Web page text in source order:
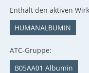
Enthält den aktiven
HUMANALBUMIN
ATC-Gruppe:
B05AA01 Albumin